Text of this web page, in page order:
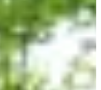
como apoyo y, a
14 o 19 km, tú decides si